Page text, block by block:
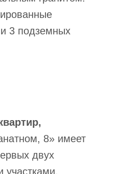
3 подземных
8» имеет
двух